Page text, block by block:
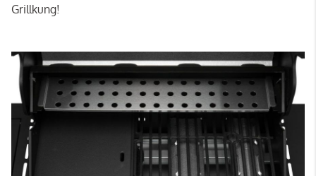
Grillkung!